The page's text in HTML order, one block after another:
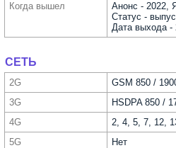
Когда вышел
Анонс - 2022,
Статус -
Дата выхода -
СЕТЬ
2G
GSM 850 /
3G
HSDPA 850 /
4G
2, 4, 5, 7, 12,
5G
Нет